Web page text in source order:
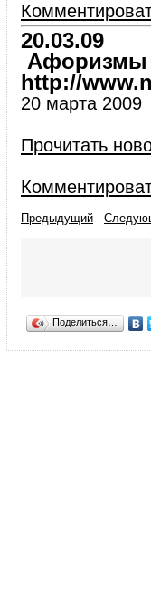
20.03.09
Афоризмы
http://
20 марта 2009
Прочитать
Предыдущий
Поделиться…